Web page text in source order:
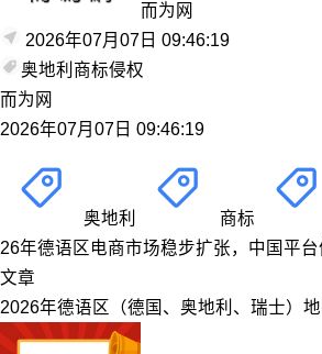
而为网
2026年07月07日 09:46:19
奥地利 商标侵权
而为网
2026年07月07日 09:46:19
奥地利 商标
26年德语区电商市场稳步扩张，中国平
文章
2026年德语区（德国、奥地利、瑞士）